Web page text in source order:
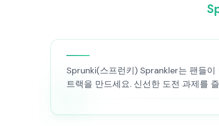
Sprunki(스프런키) Sprankler는 팬들
트랙을 만드세요. 신선한 도전 과제를